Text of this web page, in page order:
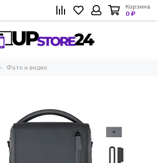
Корзина
0 ₽
Фото и видео